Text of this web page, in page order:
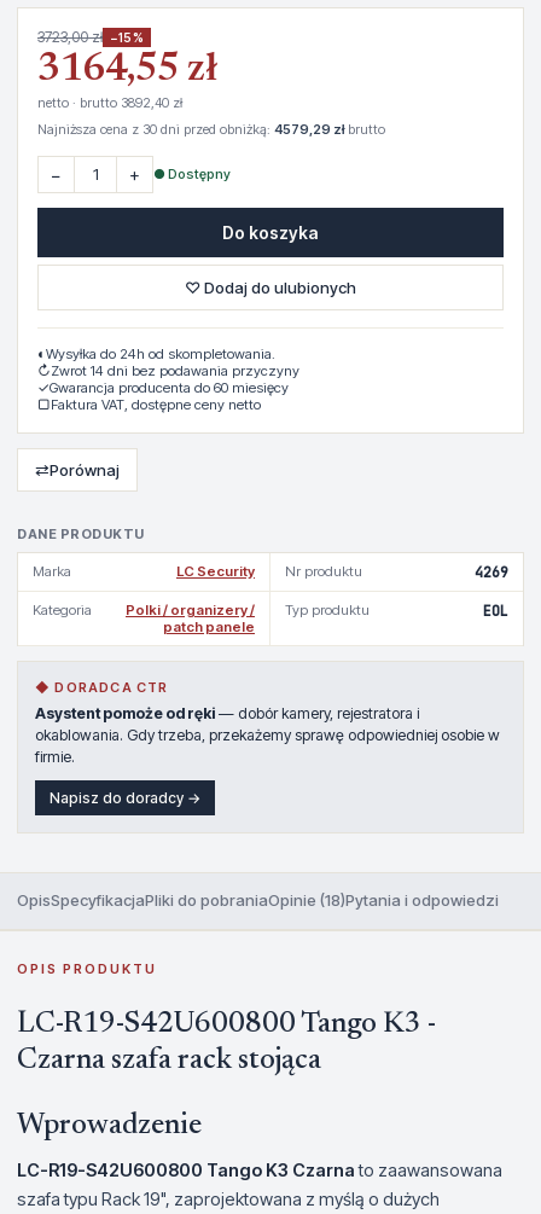
DANE PRODUKTU
Marka LC Security Nr produktu 4269
Kategoria
Polki / organizery /
patch panele
Typ produktu EOL
◆ DORADCA CTR
Asystent pomoże od ręki — dobór kamery, rejestratora i
okablowania. Gdy trzeba, przekażemy sprawę odpowiedniej osobie w
firmie.
Napisz do doradcy →
3723,00 zł −15%
3164,55 zł
netto · brutto 3892,40 zł
Najniższa cena z 30 dni przed obniżką: 4579,29 złbrutto
− + ● Dostępny
Do koszyka
♡ Dodaj do ulubionych
◐ Wysyłka do 24h od skompletowania.
↻Zwrot 14 dni bez podawania przyczyny
✓Gwarancja producenta do 60 miesięcy
▢Faktura VAT, dostępne ceny netto
⇄Porównaj
OpisSpecyfikacjaPliki do pobraniaOpinie (18)Pytania i odpowiedzi
OPIS PRODUKTU
LC-R19-S42U600800 Tango K3 -
Czarna szafa rack stojąca
Wprowadzenie
LC-R19-S42U600800 Tango K3 Czarnato zaawansowana
szafa typu Rack 19", zaprojektowana z myślą o dużych